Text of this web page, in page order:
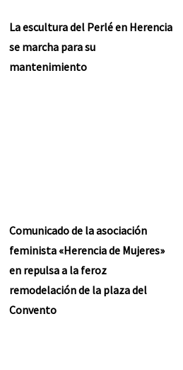
La escultura del Perlé en Herencia
se marcha para su
mantenimiento
Comunicado de la asociación
feminista «Herencia de Mujeres»
en repulsa a la feroz
remodelación de la plaza del
Convento